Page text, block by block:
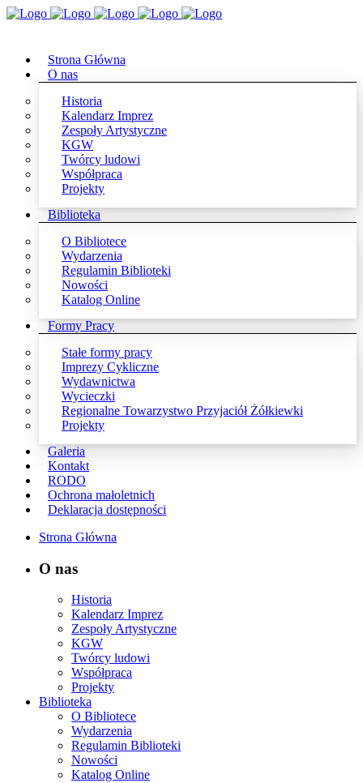
Strona Główna
O nas
Historia
Kalendarz Imprez
Zespoły Artystyczne
KGW
Twórcy ludowi
Współpraca
Projekty
Biblioteka
O Bibliotece
Wydarzenia
Regulamin Biblioteki
Nowości
Katalog Online
Formy Pracy
Stałe formy pracy
Imprezy Cykliczne
Wydawnictwa
Wycieczki
Regionalne Towarzystwo Przyjaciół Żółkiewki
Projekty
Galeria
Kontakt
RODO
Ochrona małoletnich
Deklaracja dostępności
Strona Główna
O nas
Historia
Kalendarz Imprez
Zespoły Artystyczne
KGW
Twórcy ludowi
Współpraca
Projekty
Biblioteka
O Bibliotece
Wydarzenia
Regulamin Biblioteki
Nowości
Katalog Online